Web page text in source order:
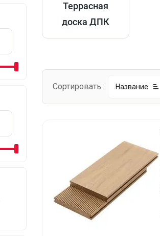
Террасная
доска ДПК
Сортировать: Название